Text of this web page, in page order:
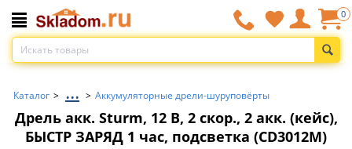
0
Каталог > ... > Аккумуляторные дрели-шуруповёрты
Дрель акк. Sturm, 12 В, 2 скор., 2 акк. (кейс),
БЫСТР ЗАРЯД 1 час, подсветка (CD3012M)